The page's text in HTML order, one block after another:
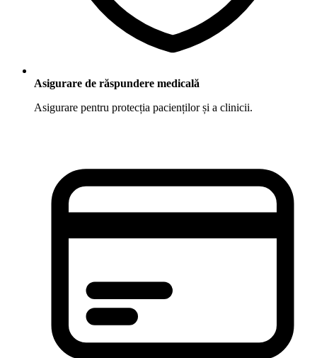
Asigurare de răspundere medicală
Asigurare pentru protecția pacienților și a clinicii.